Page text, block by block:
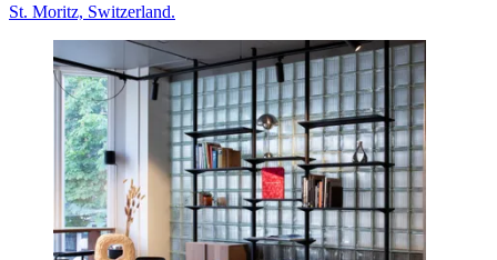
St. Moritz, Switzerland.